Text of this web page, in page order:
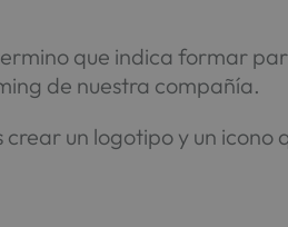
que indica formar
de nuestra compañía.
un logotipo y un icono